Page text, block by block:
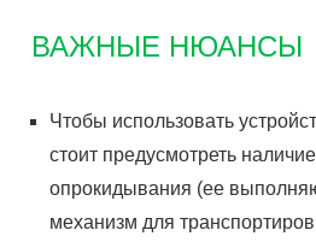
ВАЖНЫЕ НЮАНСЫ
Чтобы использовать
стоит предусмотреть
опрокидывания (ее
механизм для